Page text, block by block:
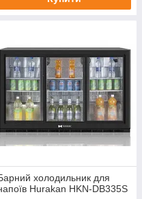
холодильник для
Hurakan HKN-DB335S